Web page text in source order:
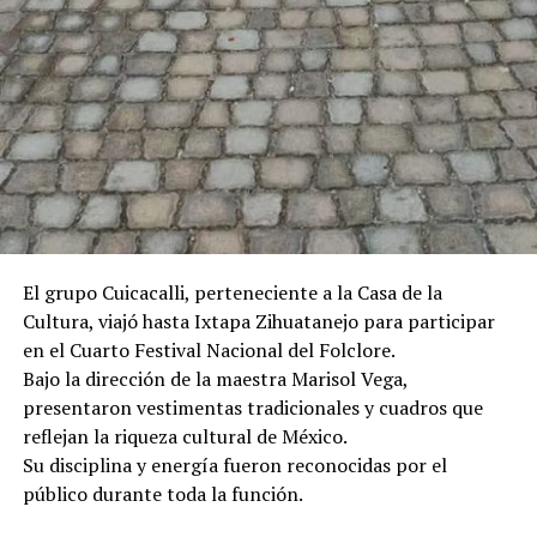
La coincidencia de estos nombramientos por parte de
dos de las vitrinas con mayor influencia en las decisiones
de viaje a nivel mundial (Travel + Leisure y Tripadvisor)
posiciona a San Miguel de Allende de cara a la segunda
mitad del año, proyectando un incremento en la
atracción de turismo internacional y derrama
económica para el sector hotelero, restaurantero y
artesanal de la región.
El grupo Cuicacalli, perteneciente a la Casa de la
Cultura, viajó hasta Ixtapa Zihuatanejo para participar
en el Cuarto Festival Nacional del Folclore.
Bajo la dirección de la maestra Marisol Vega,
presentaron vestimentas tradicionales y cuadros que
reflejan la riqueza cultural de México.
Su disciplina y energía fueron reconocidas por el
público durante toda la función.